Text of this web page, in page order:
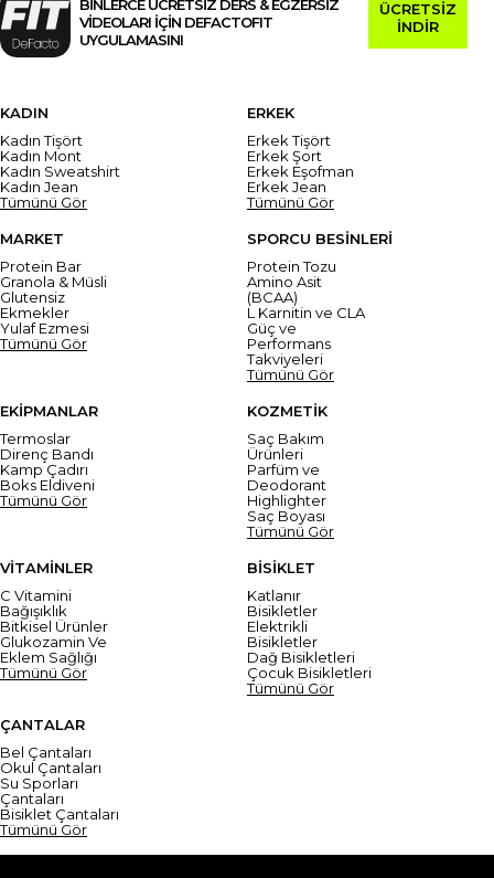
BİNLERCE ÜCRETSİZ DERS & EGZERSİZ
VİDEOLARI İÇİN DEFACTOFIT
UYGULAMASINI
ÜCRETSİZ
İNDİR
KADIN
Kadın Tişört
Kadın Mont
Kadın Sweatshirt
Kadın Jean
Tümünü Gör
ERKEK
Erkek Tişört
Erkek Şort
Erkek Eşofman
Erkek Jean
Tümünü Gör
MARKET
Protein Bar
Granola & Müsli
Glutensiz
Ekmekler
Yulaf Ezmesi
Tümünü Gör
SPORCU BESİNLERİ
Protein Tozu
Amino Asit
(BCAA)
L Karnitin ve CLA
Güç ve
Performans
Takviyeleri
Tümünü Gör
EKİPMANLAR
Termoslar
Direnç Bandı
Kamp Çadırı
Boks Eldiveni
Tümünü Gör
KOZMETİK
Saç Bakım
Ürünleri
Parfüm ve
Deodorant
Highlighter
Saç Boyası
Tümünü Gör
VİTAMİNLER
C Vitamini
Bağışıklık
Bitkisel Ürünler
Glukozamin Ve
Eklem Sağlığı
Tümünü Gör
BİSİKLET
Katlanır
Bisikletler
Elektrikli
Bisikletler
Dağ Bisikletleri
Çocuk Bisikletleri
Tümünü Gör
ÇANTALAR
Bel Çantaları
Okul Çantaları
Su Sporları
Çantaları
Bisiklet Çantaları
Tümünü Gör